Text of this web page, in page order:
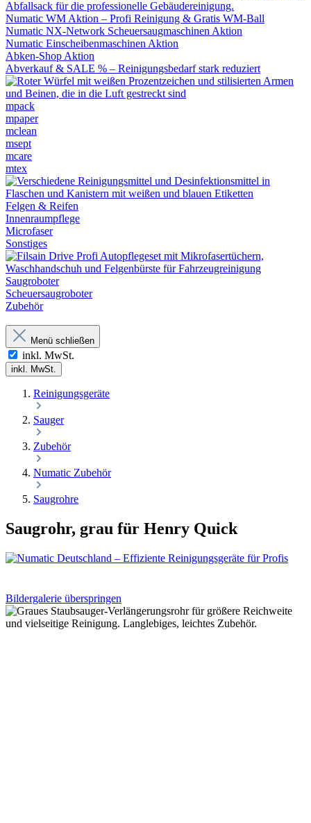
Numatic WM Aktion – Profi Reinigung & Gratis WM-Ball
Numatic NX-Network Scheuersaugmaschinen Aktion
Numatic Einscheibenmaschinen Aktion
Abken-Shop Aktion
Abverkauf & SALE % – Reinigungsbedarf stark reduziert
mpack
mpaper
mclean
msept
mcare
mtex
Felgen & Reifen
Innenraumpflege
Microfaser
Sonstiges
Saugroboter
Scheuersaugroboter
Zubehör
Menü schließen
inkl. MwSt.
inkl. MwSt.
Reinigungsgeräte
Sauger
Zubehör
Numatic Zubehör
Saugrohre
Saugrohr, grau für Henry Quick
Bildergalerie überspringen